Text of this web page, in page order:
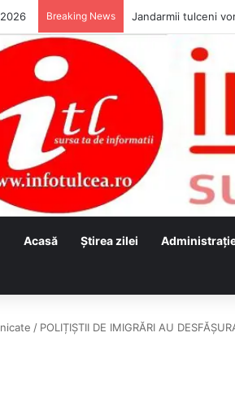
Breaking News Jandarmii tulceni
Acasă Ştirea zilei
/ POLIȚIȘTII DE IMIGRĂRI AU